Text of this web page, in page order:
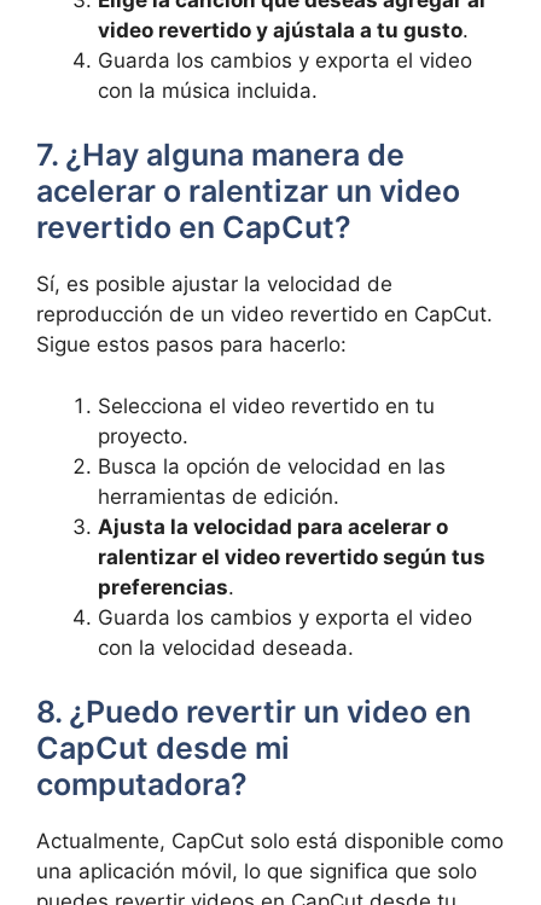
video revertido y ajústala a tu gusto.
Guarda los cambios y exporta el video
con la música incluida.
7. ¿Hay alguna manera de
acelerar o ralentizar un video
revertido en CapCut?
Sí, es posible ajustar la velocidad de
reproducción de un video revertido en CapCut.
Sigue estos pasos para hacerlo:
Selecciona el video revertido en tu
proyecto.
Busca la opción de velocidad en las
herramientas de edición.
Ajusta la velocidad para acelerar o
ralentizar el video revertido según tus
preferencias.
Guarda los cambios y exporta el video
con la velocidad deseada.
8. ¿Puedo revertir un video en
CapCut desde mi
computadora?
Actualmente, CapCut solo está disponible como
una aplicación móvil, lo que significa que solo